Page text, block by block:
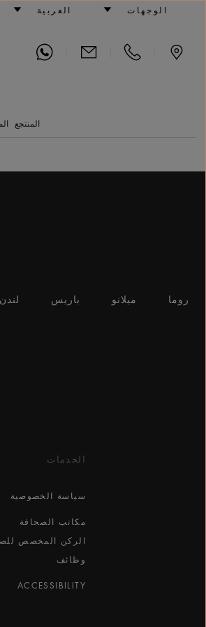
التجارب
الوجهات العربية
المنتجع
روما ميلانو باريس لندن
الخدمات
سياسة الخصوصية
مكاتب الصحافة
الركن المخصص
وظائف
ACCESSIBILITY